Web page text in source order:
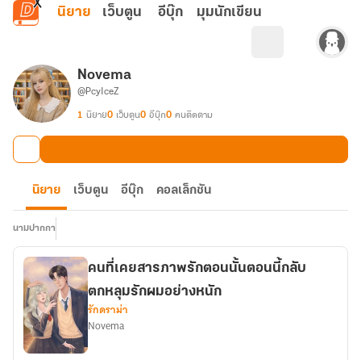
ข้ามไปยังเนื้อหาหลัก
นิยาย เว็บตูน อีบุ๊ก มุมนักเขียน
Novema
@PcyIceZ
1 นิยาย0 เว็บตูน0 อีบุ๊ก0 คนติดตาม
นิยาย เว็บตูน อีบุ๊ก คอลเล็กชัน
นามปากกา
คนที่เคยสารภาพรักตอนนั้นตอนนี้กลับ
ตกหลุมรักผมอย่างหนัก
รักดราม่า
Novema